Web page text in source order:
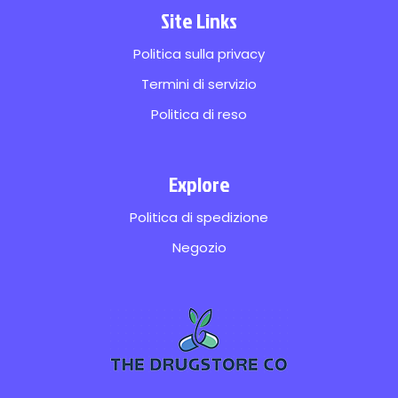
Site Links
Politica sulla privacy
Termini di servizio
Politica di reso
Explore
Politica di spedizione
Negozio